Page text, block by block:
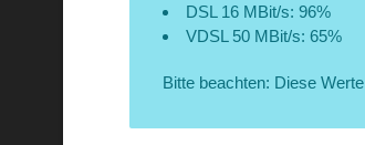
DSL 16 MBit/s: 96%
VDSL 50 MBit/s: 65%
Bitte beachten: Diese